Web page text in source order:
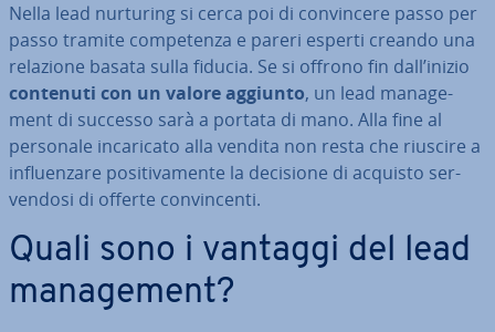
Nella lead nurturing si cerca poi di con­vin­ce­re passo per
passo tramite com­pe­ten­za e pareri esperti creando una
relazione basata sulla fiducia. Se si offrono fin dall’inizio
contenuti con un valore aggiunto, un lead ma­na­ge­
ment di successo sarà a portata di mano. Alla fine al
personale in­ca­ri­ca­to alla vendita non resta che riuscire a
in­fluen­za­re po­si­ti­va­men­te la decisione di acquisto ser­
ven­do­si di offerte con­vin­cen­ti.
Quali sono i vantaggi del lead
ma­na­ge­ment?